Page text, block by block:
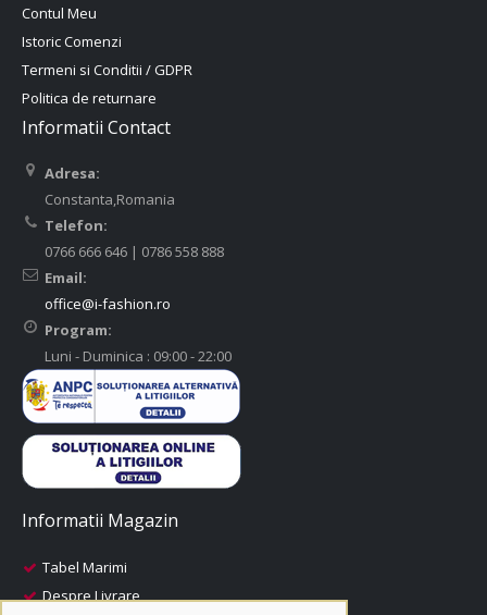
Contul Meu
Istoric Comenzi
Termeni si Conditii / GDPR
Politica de returnare
Informatii Contact
Adresa:
Constanta,Romania
Telefon:
0766 666 646 | 0786 558 888
Email:
office@i-fashion.ro
Program:
Luni - Duminica : 09:00 - 22:00
Informatii Magazin
Tabel Marimi
Despre Livrare